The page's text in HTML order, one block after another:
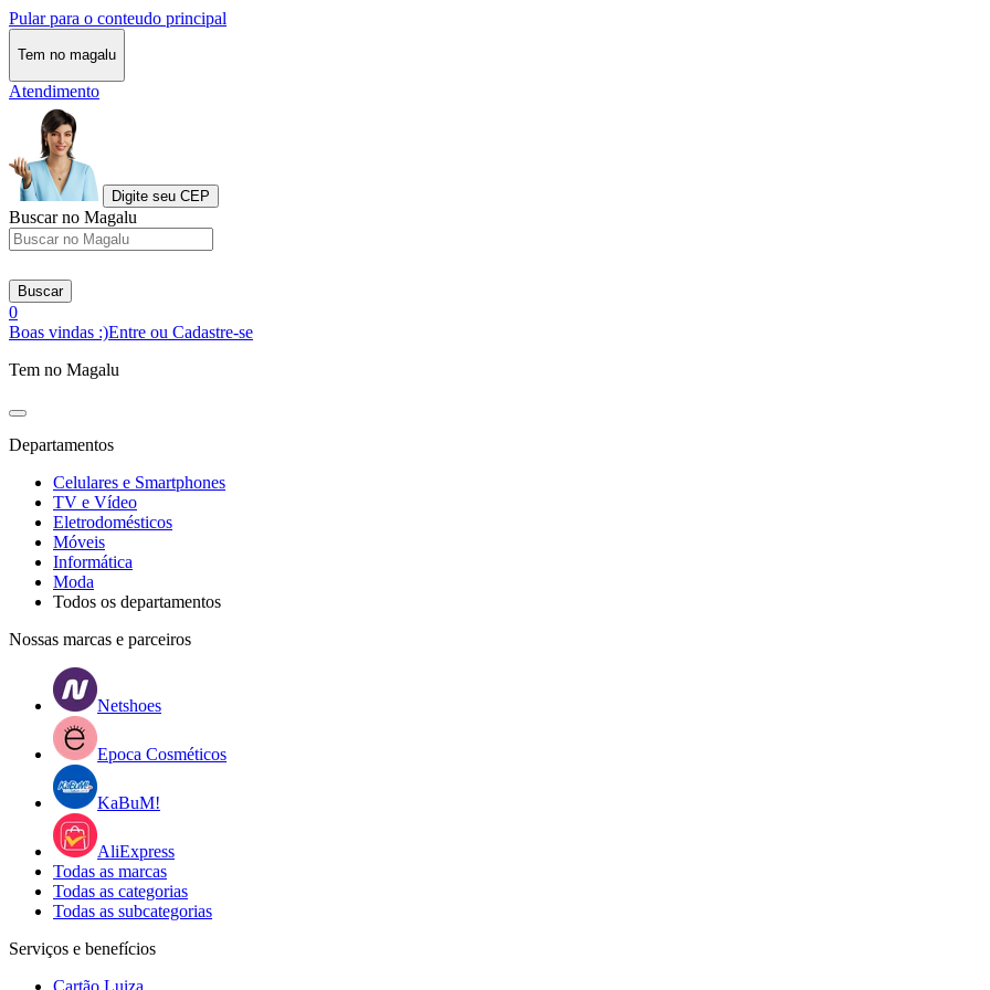
Pular para o conteudo principal
Tem no magalu
Atendimento
Digite seu CEP
Buscar no Magalu
Buscar
0
Boas vindas :)Entre ou Cadastre-se
Tem no Magalu
Departamentos
Celulares e Smartphones
TV e Vídeo
Eletrodomésticos
Móveis
Informática
Moda
Todos os departamentos
Nossas marcas e parceiros
Netshoes
Epoca Cosméticos
KaBuM!
AliExpress
Todas as marcas
Todas as categorias
Todas as subcategorias
Serviços e benefícios
Cartão Luiza